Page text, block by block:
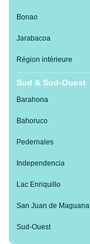
Bonao
Jarabacoa
Région intérieure
Sud & Sud-Ouest
Barahona
Bahoruco
Pedernales
Independencia
Lac Enriquillo
San Juan de Maguana
Sud-Ouest